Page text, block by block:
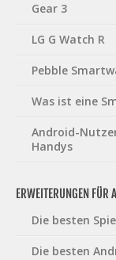
Gear 3
LG G Watch R
Pebble
Was ist eine
Android-
Handys
ERWEITERUNGEN FÜR
Die besten
Die besten